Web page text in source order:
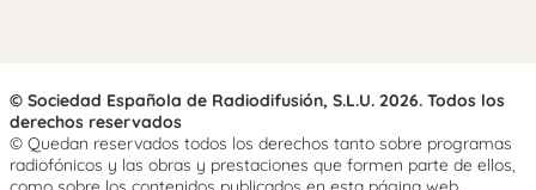
© Sociedad Española de Radiodifusión, S.L.U. 2026. Todos los
derechos reservados
© Quedan reservados todos los derechos tanto sobre programas
radiofónicos y las obras y prestaciones que formen parte de ellos,